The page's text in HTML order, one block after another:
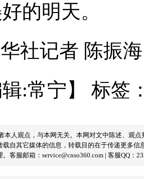
的明天。
记者 陈振海
:常宁】 标签
本人观点，与本网无关。本网对文中陈述、观
载自其它媒体的信息，转载目的在于传递更多
客服邮箱：service@cnso360.com | 客服QQ：